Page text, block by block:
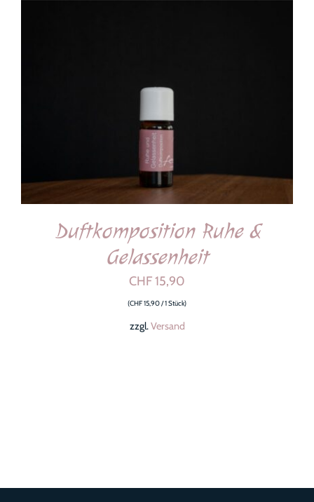
Duftkomposition Ruhe &
Gelassenheit
CHF15,90
(CHF15,90/ 1 Stück)
zzgl.Versand